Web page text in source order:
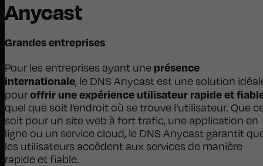
Anycast
Grandes entreprises
Pour les entreprises ayant une présence
internationale, le DNS Anycast est une solution
pouroffrir une expérience utilisateur rapide et
quel que soit l'endroit où se trouve l'utilisateur. Que
soit pour un site web à fort trafic, une application en
ligne ou un service cloud, le DNS Anycast garantit
les utilisateurs accèdent aux services de manière
rapide et fiable.